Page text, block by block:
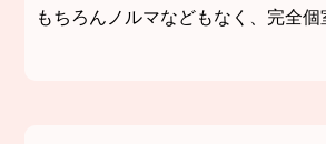
もちろんノルマなどもなく、完全個